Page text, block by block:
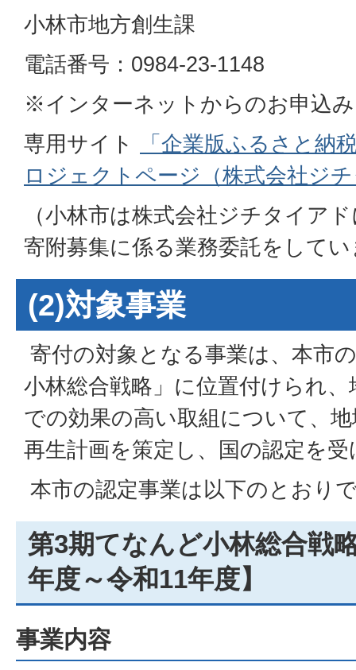
小林市地方創生課
電話番号：0984-23-1148
※インターネットからのお申込
専用サイト
「企業版ふるさと納
ロジェクトページ（株式会社ジ
（小林市は株式会社ジチタイア
寄附募集に係る業務委託をして
(2)対象事業
寄付の対象となる事業は、本市
小林総合戦略」に位置付けられ
での効果の高い取組について、
再生計画を策定し、国の認定を
本市の認定事業は以下のとおり
第3期てなんど小林総合戦
年度～令和11年度】
事業内容